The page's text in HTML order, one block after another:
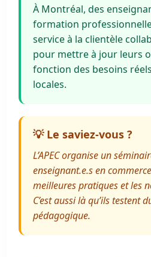
À Montréal, des
formation
service à la clientèle
pour mettre à jour leurs
fonction des besoins
locales.
💡 Le saviez-vous ?
L’APEC organise un
enseignant.e.s en
meilleures pratiques et les
C’est aussi là qu’ils testent
pédagogique.